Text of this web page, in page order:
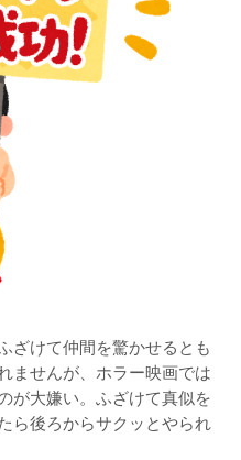
ざけて仲間を驚かせるとも
ませんが、ホラー映画では
が大嫌い。ふざけて真似を
ら後ろからサクッとやられ